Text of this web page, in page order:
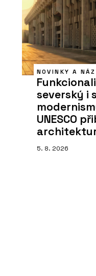
NOVINKY A
severský i
UNESCO
5. 8. 2026